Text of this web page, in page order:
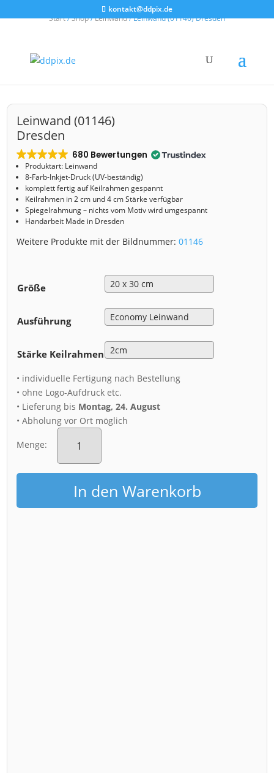
kontakt@ddpix.de
Start/Shop/Leinwand/ Leinwand (01146) Dresden
Leinwand (01146)
Dresden
680 Bewertungen
Produktart: Leinwand
8-Farb-Inkjet-Druck (UV-beständig)
komplett fertig auf Keilrahmen gespannt
Keilrahmen in 2 cm und 4 cm Stärke verfügbar
Spiegelrahmung – nichts vom Motiv wird umgespannt
Handarbeit Made in Dresden
Weitere Produkte mit der Bildnummer:01146
Größe
Ausführung
Stärke Keilrahmen
• individuelle Fertigung nach Bestellung
• ohne Logo-Aufdruck etc.
• Lieferung bis Montag, 24. August
• Abholung vor Ort möglich
Menge:
Leinwand
(01146)
Menge
In den Warenkorb